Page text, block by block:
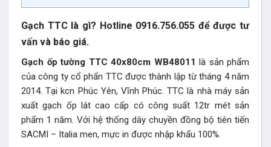
Gạch TTC là gì? Hotline 0916.756.055 để được tư
vấn và báo giá.
Gạch ốp tường TTC 40x80cm WB48011
là sản phẩm
của công ty cổ phẩn TTC được thành lập từ tháng 4 năm
2014. Tại kcn Phúc Yên, Vĩnh Phúc. TTC là nhà máy sản
xuất gạch ốp lát cao cấp có công suất 12tr mét sản
phẩm 1 năm. Với hệ thống dây chuyền đồng bộ tiên tiến
SACMI – Italia men, mực in được nhập khẩu 100%.